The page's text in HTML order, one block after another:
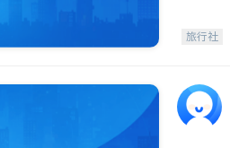
旅行社